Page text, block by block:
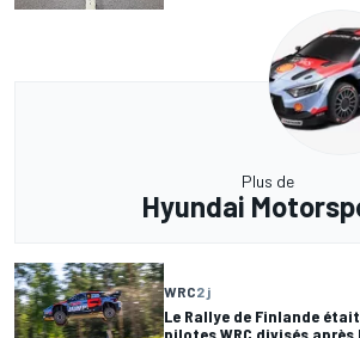
Plus de
Hyundai
WRC2 j
Le Rallye de Finlande
pilotes WRC divisés